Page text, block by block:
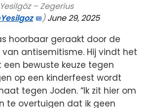
– Zegerius
)June 29, 2025
hoorbaar geraakt door de
antisemitisme. Hij vindt het
bewuste keuze tegen
op een kinderfeest wordt
tegen Joden. “Ik zit hier om
te overtuigen dat ik geen